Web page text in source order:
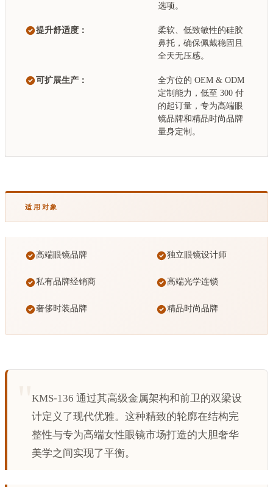
选项。
提升舒适度：
柔软、低致敏性的硅胶
鼻托，确保佩戴稳固且
全天无压感。
可扩展生产：
全方位的 OEM & ODM
定制能力，低至 300 付
的起订量，专为高端眼
镜品牌和精品时尚品牌
量身定制。
适用对象
高端眼镜品牌 独立眼镜设计师
私有品牌经销商 高端光学连锁
奢侈时装品牌 精品时尚品牌
KMS-136 通过其高级金属架构和前卫的双梁设
计定义了现代优雅。这种精致的轮廓在结构完
整性与专为高端女性眼镜市场打造的大胆奢华
美学之间实现了平衡。